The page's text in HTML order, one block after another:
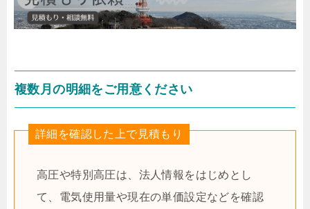
複数月の明細をご用意ください
詳細を確認した上で見積もり
高圧や特別高圧は、法人情報をはじめとし
て、電気使用量や現在の単価設定などを確認